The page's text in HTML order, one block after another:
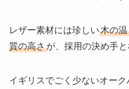
レザー素材には珍しい木の
質の高さが、採用の決め手と
イギリスでごく少ないオー